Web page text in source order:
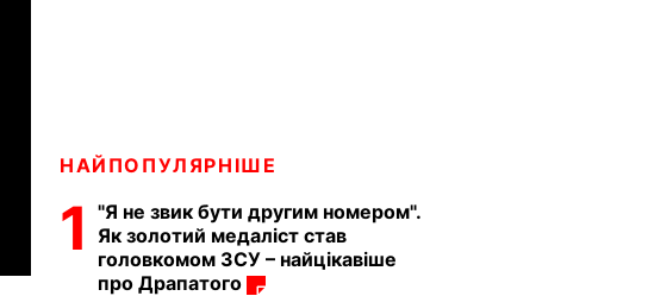
НАЙПОПУЛЯРНІШЕ
1
"Я не звик бути другим номером".
Як золотий медаліст став
головкомом ЗСУ – найцікавіше
про Драпатого